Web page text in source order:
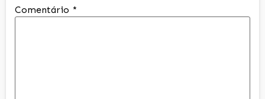
Comentário *